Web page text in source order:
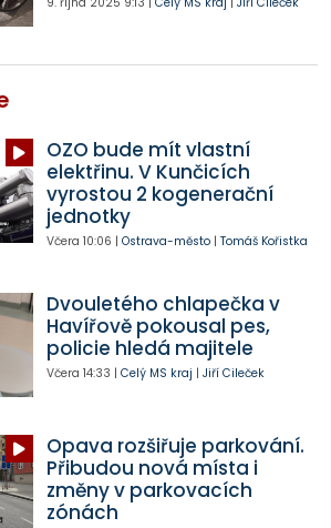
OZO bude mít vlastní
elektřinu. V Kunčicích
vyrostou 2 kogenerační
jednotky
Včera 10:06 | Ostrava-město| Tomáš Kořistka
Dvouletého chlapečka v
Havířově pokousal pes,
policie hledá majitele
Včera 14:33 | Celý MS kraj | Jiří Cileček
Opava rozšiřuje parkování.
Přibudou nová místa i
změny v parkovacích
zónách